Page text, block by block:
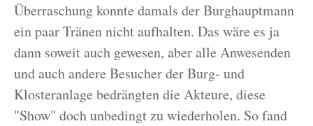
Überraschung konnte damals der Burghauptmann
ein paar Tränen nicht aufhalten. Das wäre es ja
dann soweit auch gewesen, aber alle Anwesenden
und auch andere Besucher der Burg- und
Klosteranlage bedrängten die Akteure, diese
"Show" doch unbedingt zu wiederholen. So fand